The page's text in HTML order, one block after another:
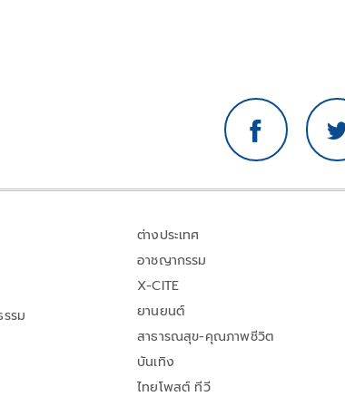
รม
ต่างประเทศ
อาชญากรรม
X-CITE
ยานยนต์
สาธารณสุข-คุณภาพชีวิต
บันเทิง
ไทยโพสต์ ทีวี